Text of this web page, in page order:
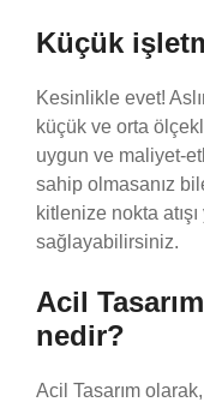
Küçük
Kesinlikle evet!
küçük ve orta
uygun ve maliyet-
sahip olmasanız
kitlenize nokta
sağlayabilirsiniz.
Acil
nedir?
Acil Tasarım